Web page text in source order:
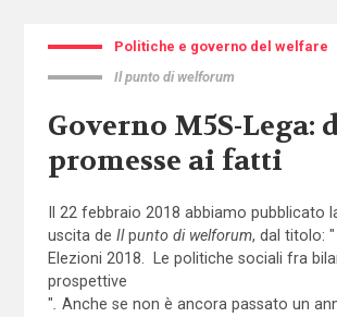
Politiche e governo del welfare
Il punto di welforum
Governo M5S-Lega:
promesse ai fatti
Il 22 febbraio 2018 abbiamo pubblicato
uscita de Ilpunto di welforum, dal titolo: "
Elezioni 2018. Le politiche sociali fra
prospettive
". Anche se non è ancora passato un